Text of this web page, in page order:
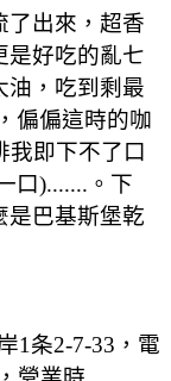
了出來，超香
是好吃的亂七
油，吃到剩最
偏偏這時的咖
我即下不了口
口).......。下
是巴基斯堡乾
1条2-7-33，電